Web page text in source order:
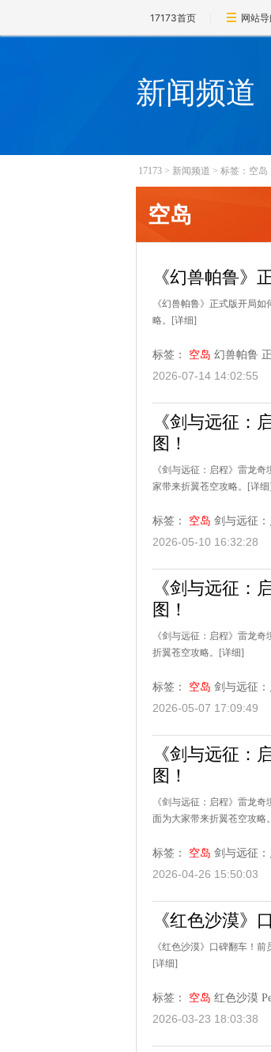
17173首页 网站
新闻频道
17173 > 新闻频道 > 标签：空岛
空岛
《幻兽帕鲁》
《幻兽帕鲁》正式版开局
略。
[详细]
标签： 空岛 幻兽帕鲁
2026-07-14 14:02:55
《剑与远征：
图！
《剑与远征：启程》雷龙
家带来折翼苍空攻略。
[详细]
标签： 空岛 剑与远征：
2026-05-10 16:32:28
《剑与远征：
图！
《剑与远征：启程》雷龙
折翼苍空攻略。
[详细]
标签： 空岛 剑与远征：
2026-05-07 17:09:49
《剑与远征：
图！
《剑与远征：启程》雷龙
面为大家带来折翼苍空攻略。
标签： 空岛 剑与远征：
2026-04-26 15:50:03
《红色沙漠》
《红色沙漠》口碑翻车！
[详细]
标签： 空岛 红色沙漠
2026-03-23 18:03:38